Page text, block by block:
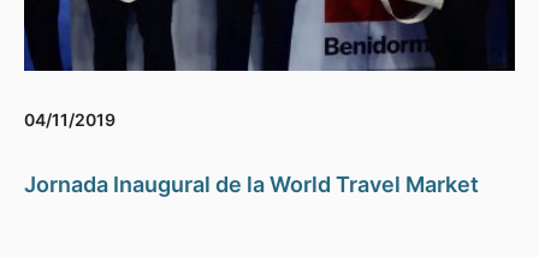
04/11/2019
Jornada Inaugural de la World Travel Market